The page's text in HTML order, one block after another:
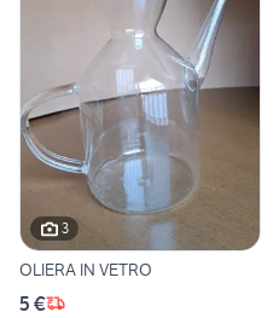
3
OLIERA IN VETRO
5 €